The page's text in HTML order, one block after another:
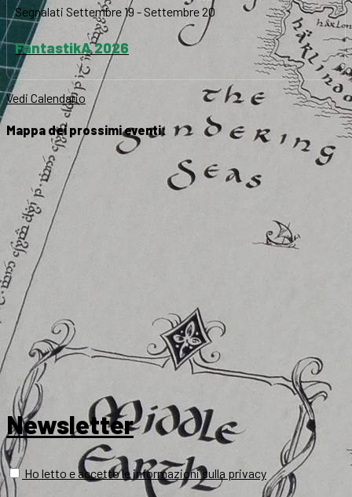
Segnalati Settembre 19 - Settembre 20
FantastikA 2026
Vedi Calendario
Mappa dei prossimi eventi:
Newsletter
Ho letto e accetto le informazioni sulla privacy